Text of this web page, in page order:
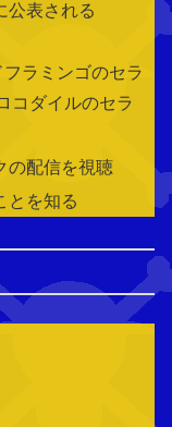
表される
ラミンゴのセラ
コダイルのセラ
配信を視聴
を知る